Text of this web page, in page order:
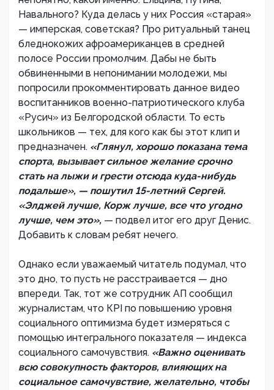
Навального? Куда делась у них Россия «старая»
— имперская, советская? Про ритуальный танец
бледнокожих афроамериканцев в средней
полосе России промолчим. Дабы не быть
обвиненными в непонимании молодежи, мы
попросили прокомментировать данное видео
воспитанников военно-патриотического клуба
«Русич» из Белгородской области. То есть
школьников — тех, для кого как бы этот клип и
предназначен. «Глянул, хорошо показана тема
спорта, вызывает сильное желание срочно
стать на лыжи и грести отсюда куда-нибудь
подальше», — пошутил 15-летний Сергей.
«Элджей лучше, Корж лучше, все что угодно
лучше, чем это», — подвел итог его друг Денис.
Добавить к словам ребят нечего.
Однако если уважаемый читатель подумал, что
это дно, то пусть не расстраивается — дно
впереди. Так, тот же сотрудник АП сообщил
журналистам, что КPI по повышению уровня
социального оптимизма будет измеряться с
помощью интегрального показателя — индекса
социального самочувствия. «Важно оценивать
всю совокупность факторов, влияющих на
социальное самочувствие, желательно, чтобы